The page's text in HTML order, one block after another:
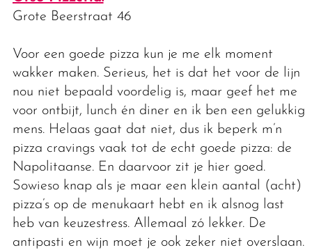
Grote Beerstraat 46
Voor een goede pizza kun je me elk moment
wakker maken. Serieus, het is dat het voor de lijn
nou niet bepaald voordelig is, maar geef het me
voor ontbijt, lunch én diner en ik ben een gelukkig
mens. Helaas gaat dat niet, dus ik beperk m’n
pizza cravings vaak tot de echt goede pizza: de
Napolitaanse. En daarvoor zit je hier goed.
Sowieso knap als je maar een klein aantal (acht)
pizza’s op de menukaart hebt en ik alsnog last
heb van keuzestress. Allemaal zó lekker. De
antipasti en wijn moet je ook zeker niet overslaan.